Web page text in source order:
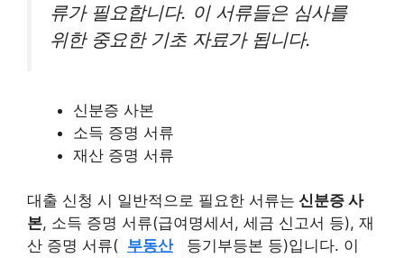
류가 필요합니다. 이 서류들은 심사를
위한 중요한 기초 자료가 됩니다.
신분증 사본
소득 증명 서류
재산 증명 서류
대출 신청 시 일반적으로 필요한 서류는 신분증 사
본, 소득 증명 서류(급여명세서, 세금 신고서 등), 재
산 증명 서류( 부동산
등기부등본 등)입니다. 이